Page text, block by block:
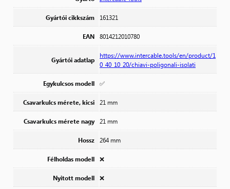
Gyártói cikkszám 161321
EAN 8014212010780
Gyártói adatlap
https://www.intercable.tools/en/product/1
0_40_10_20/chiavi-poligonali-isolati
Egykulcsos modell ✅
Csavarkulcs mérete, kicsi 21 mm
Csavarkulcs mérete nagy 21 mm
Hossz 264 mm
Félholdas modell ❌
Nyitott modell ❌